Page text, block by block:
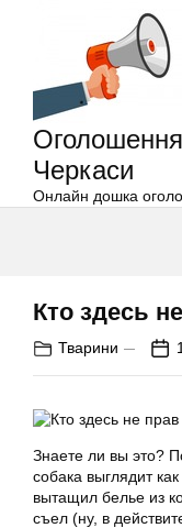
Оголошення
Черкаси
Онлайн дошка
Кто здесь
Тварини
Знаете ли вы это?
собака выглядит
вытащил белье из
съел (ну, в